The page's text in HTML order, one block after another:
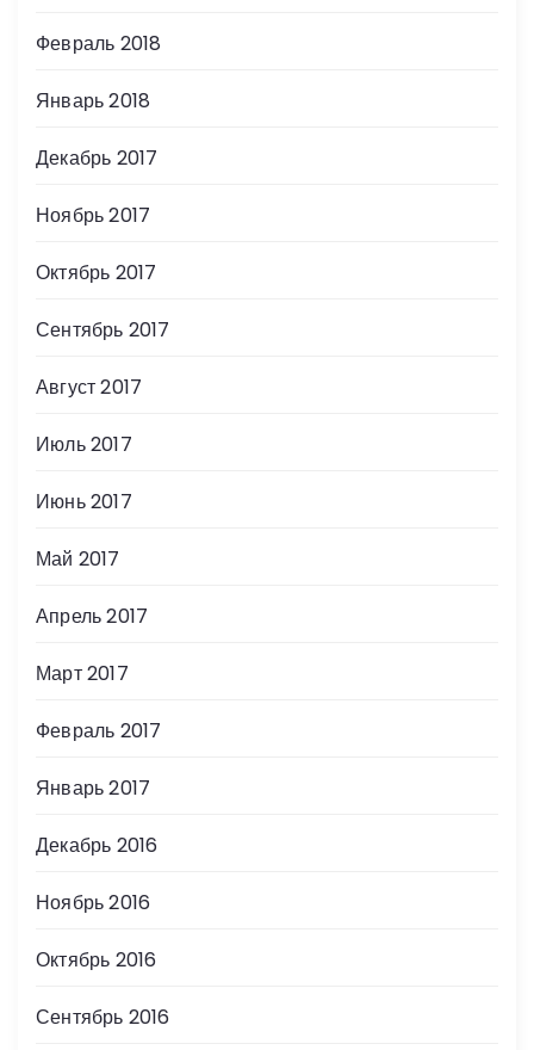
Февраль 2018
Январь 2018
Декабрь 2017
Ноябрь 2017
Октябрь 2017
Сентябрь 2017
Август 2017
Июль 2017
Июнь 2017
Май 2017
Апрель 2017
Март 2017
Февраль 2017
Январь 2017
Декабрь 2016
Ноябрь 2016
Октябрь 2016
Сентябрь 2016